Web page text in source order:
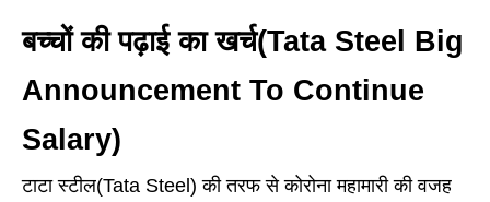
बच्चों की पढ़ाई का खर्च(Tata Steel Big
Announcement To Continue
Salary)
टाटा स्टील(Tata Steel) की तरफ से कोरोना महामारी की वजह